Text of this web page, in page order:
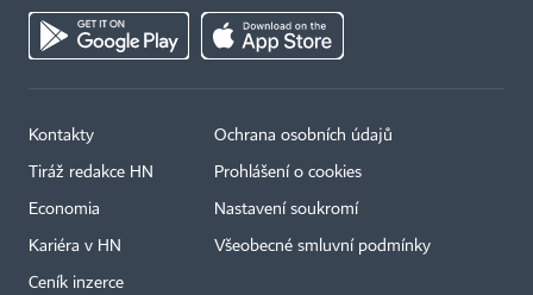
Kontakty
Tiráž redakce HN
Economia
Kariéra v HN
Ceník inzerce
Ochrana osobních údajů
Prohlášení o cookies
Nastavení soukromí
Všeobecné smluvní podmínky